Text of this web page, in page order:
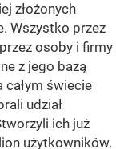
złożonych
Wszystko przez
osoby i firmy
z jego bazą
świecie
udział
ich już
użytkowników.